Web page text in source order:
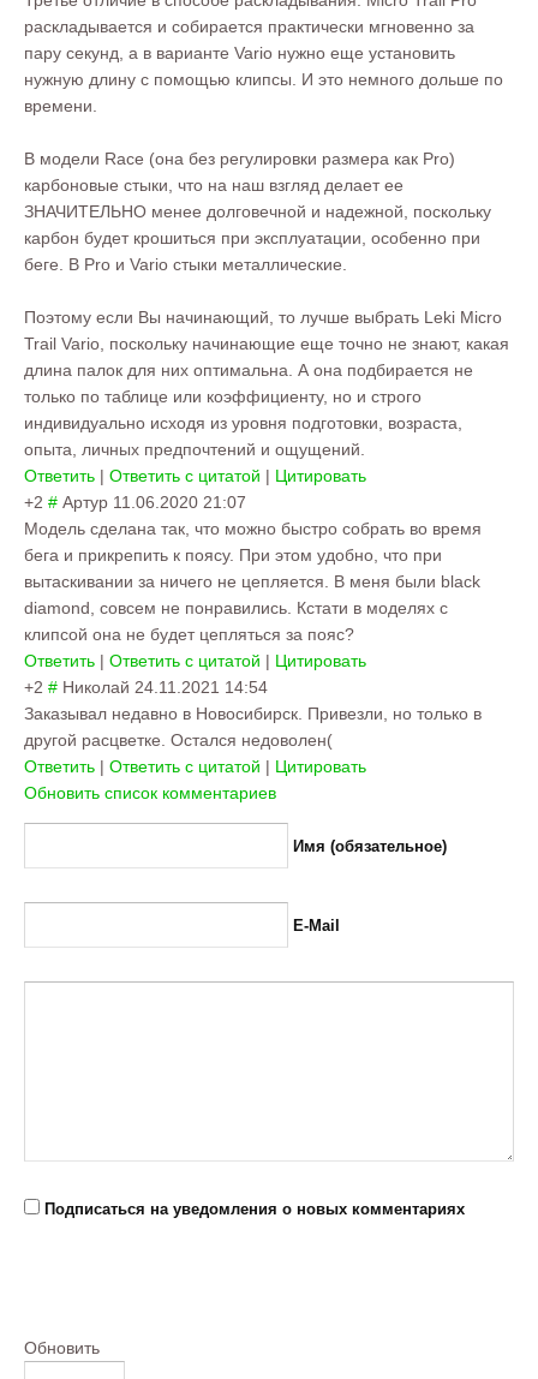
раскладывается и собирается практически мгновенно за
пару секунд, а в варианте Vario нужно еще установить
нужную длину с помощью клипсы. И это немного дольше по
времени.
В модели Race (она без регулировки размера как Pro)
карбоновые стыки, что на наш взгляд делает ее
ЗНАЧИТЕЛЬНО менее долговечной и надежной, поскольку
карбон будет крошиться при эксплуатации, особенно при
беге. В Pro и Vario стыки металлические.
Поэтому если Вы начинающий, то лучше выбрать Leki Micro
Trail Vario, поскольку начинающие еще точно не знают, какая
длина палок для них оптимальна. А она подбирается не
только по таблице или коэффициенту, но и строго
индивидуально исходя из уровня подготовки, возраста,
опыта, личных предпочтений и ощущений.
Ответить | Ответить с цитатой | Цитировать
+2 # Артур 11.06.2020 21:07
Модель сделана так, что можно быстро собрать во время
бега и прикрепить к поясу. При этом удобно, что при
вытаскивании за ничего не цепляется. В меня были black
diamond, совсем не понравились. Кстати в моделях с
клипсой она не будет цепляться за пояс?
Ответить | Ответить с цитатой | Цитировать
+2 # Николай 24.11.2021 14:54
Заказывал недавно в Новосибирск. Привезли, но только в
другой расцветке. Остался недоволен(
Ответить | Ответить с цитатой | Цитировать
Обновить список комментариев
Имя (обязательное)
E-Mail
Подписаться на уведомления о новых комментариях
Обновить